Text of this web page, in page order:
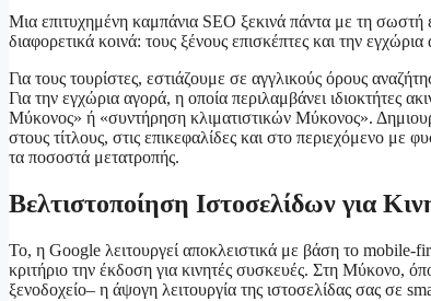
Μια επιτυχημένη καμπάνια SEO ξεκινά πάντα με τη
διαφορετικά κοινά: τους ξένους επισκέπτες και την
Για τους τουρίστες, εστιάζουμε σε αγγλικούς όρους
Για την εγχώρια αγορά, η οποία περιλαμβάνει ιδιοκτήτες
Μύκονος» ή «συντήρηση κλιματιστικών Μύκονος».
στους τίτλους, στις επικεφαλίδες και στο περιεχόμενο
τα ποσοστά μετατροπής.
Βελτιστοποίηση Ιστοσελίδων για
Το, η Google λειτουργεί αποκλειστικά με βάση το mobile-
κριτήριο την έκδοση για κινητές συσκευές. Στη Μύκονο,
ξενοδοχείο– η άψογη λειτουργία της ιστοσελίδας σας σε